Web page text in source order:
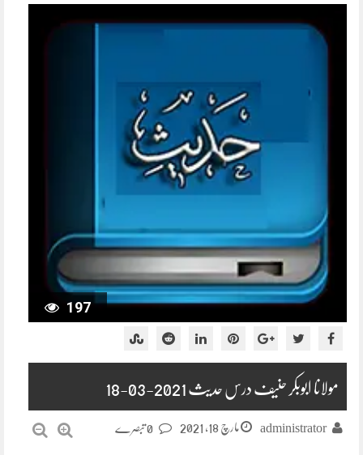
197
مولانا ابوبکر حنیف درس حدیث 2021-03-18
administrator مارچ 18, 2021